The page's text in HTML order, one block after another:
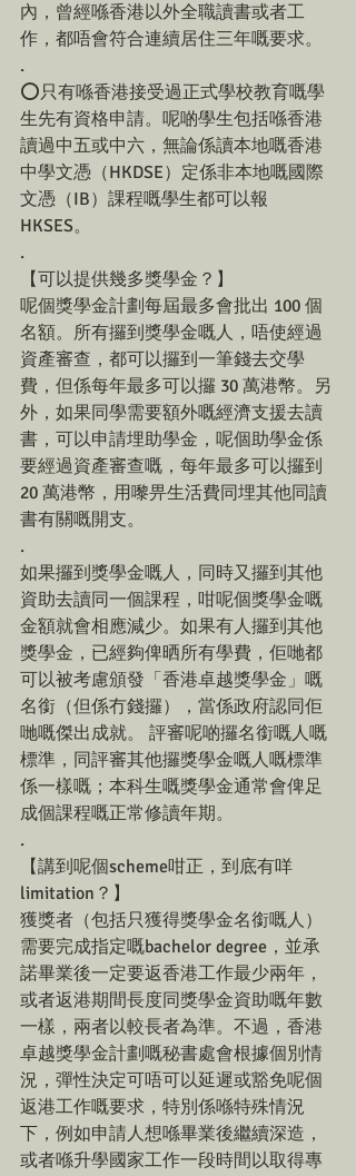
內，曾經喺香港以外全職讀書或者工
作，都唔會符合連續居住三年嘅要求。
.
⭕️只有喺香港接受過正式學校教育嘅學
生先有資格申請。呢啲學生包括喺香港
讀過中五或中六，無論係讀本地嘅香港
中學文憑（HKDSE）定係非本地嘅國際
文憑（IB）課程嘅學生都可以報
HKSES。
.
【可以提供幾多獎學金？】
呢個獎學金計劃每屆最多會批出 100 個
名額。所有攞到獎學金嘅人，唔使經過
資產審查，都可以攞到一筆錢去交學
費，但係每年最多可以攞 30 萬港幣。另
外，如果同學需要額外嘅經濟支援去讀
書，可以申請埋助學金，呢個助學金係
要經過資產審查嘅，每年最多可以攞到
20 萬港幣，用嚟畀生活費同埋其他同讀
書有關嘅開支。
.
如果攞到獎學金嘅人，同時又攞到其他
資助去讀同一個課程，咁呢個獎學金嘅
金額就會相應減少。如果有人攞到其他
獎學金，已經夠俾晒所有學費，佢哋都
可以被考慮頒發「香港卓越獎學金」嘅
名銜（但係冇錢攞），當係政府認同佢
哋嘅傑出成就。 評審呢啲攞名銜嘅人嘅
標準，同評審其他攞獎學金嘅人嘅標準
係一樣嘅；本科生嘅獎學金通常會俾足
成個課程嘅正常修讀年期。
.
【講到呢個scheme咁正，到底有咩
limitation？】
獲獎者（包括只獲得獎學金名銜嘅人）
需要完成指定嘅bachelor degree，並承
諾畢業後一定要返香港工作最少兩年，
或者返港期間長度同獎學金資助嘅年數
一樣，兩者以較長者為準。不過，香港
卓越獎學金計劃嘅秘書處會根據個別情
況，彈性決定可唔可以延遲或豁免呢個
返港工作嘅要求，特別係喺特殊情況
下，例如申請人想喺畢業後繼續深造，
或者喺升學國家工作一段時間以取得專